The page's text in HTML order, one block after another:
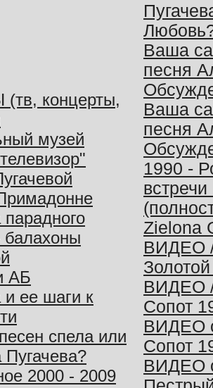
концерты,
музей
балахоны
АБ
и ее шаги к
спела или
Пугачева?
2000 - 2009
Ваша
песня
Ваша
песня
1990 -
Zielona
ВИДЕО
ВИДЕО
Сопот
ВИДЕО
Сопот
ВИДЕО